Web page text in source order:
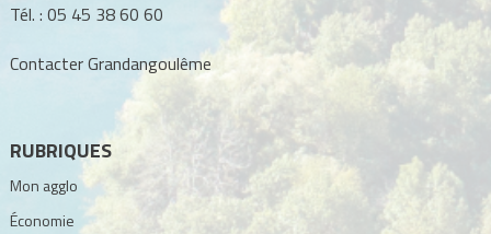
Tél. : 05 45 38 60 60
Contacter Grandangoulême
RUBRIQUES
Mon agglo
Économie